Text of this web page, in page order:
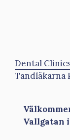
Dental
Tandläkarna
Vallgatan